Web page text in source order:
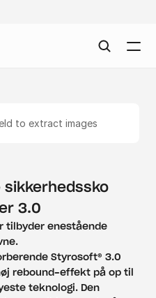
to extract images
sikkerhedssko
3.0
tilbyder enestående
Styrosoft® 3.0
rebound-effekt på op til
teknologi. Den